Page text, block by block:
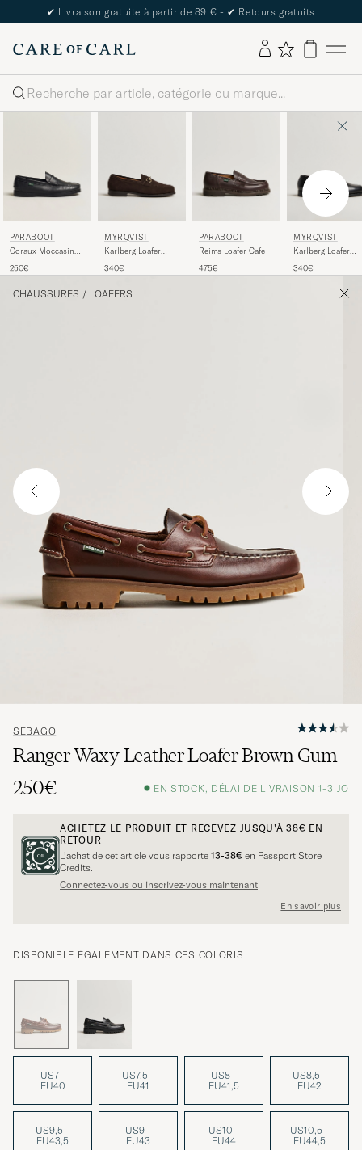
✔ Livraison gratuite à partir de 89 € - ✔ Retours gratuits
Rechercher
PARABOOT
Coraux Moccasin
250€
MYRQVIST
Karlberg Loafer
340€
PARABOOT
Reims Loafer Cafe
475€
MYRQVIST
Karlberg Loafer
340€
CHAUSSURES / LOAFERS
SEBAGO
Ranger Waxy Leather Loafer Brown Gum
250€
EN STOCK, DÉLAI DE LIVRAISON 1-3 JO
ACHETEZ LE PRODUIT ET RECEVEZ JUSQU'À38€ EN
RETOUR
L’achat de cet article vous rapporte 13-38€ en Passport Store
Credits.
Connectez-vous ou inscrivez-vous maintenant
En savoir plus
DISPONIBLE ÉGALEMENT DANS CES COLORIS
US7 -
EU40
US7,5 -
EU41
US8 -
EU41,5
US8,5 -
EU42
US9,5 -
EU43,5
US9 -
EU43
US10 -
EU44
US10,5 -
EU44,5